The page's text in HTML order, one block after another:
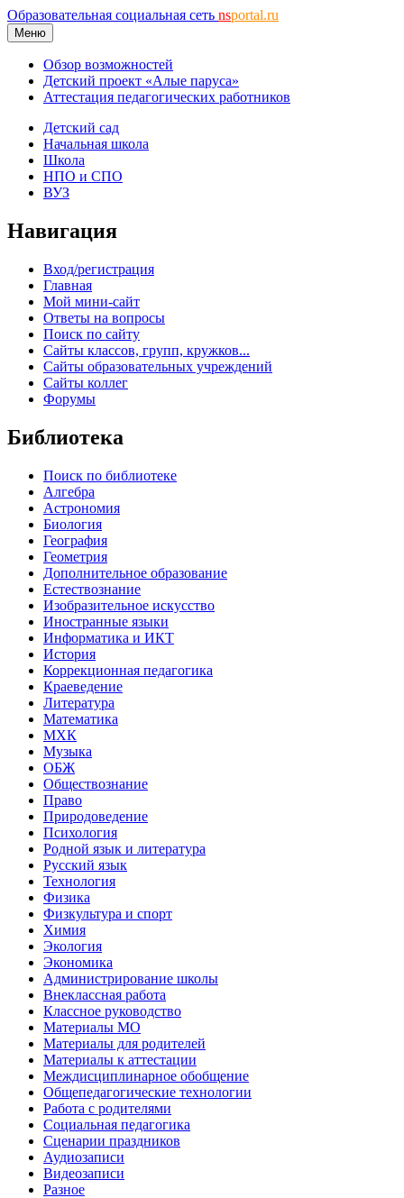
Образовательная социальная сеть nsportal.ru
Меню
Обзор возможностей
Детский проект «Алые паруса»
Аттестация педагогических работников
Детский сад
Начальная школа
Школа
НПО и СПО
ВУЗ
Навигация
Вход/регистрация
Главная
Мой мини-сайт
Ответы на вопросы
Поиск по сайту
Сайты классов, групп, кружков...
Сайты образовательных учреждений
Сайты коллег
Форумы
Библиотека
Поиск по библиотеке
Алгебра
Астрономия
Биология
География
Геометрия
Дополнительное образование
Естествознание
Изобразительное искусство
Иностранные языки
Информатика и ИКТ
История
Коррекционная педагогика
Краеведение
Литература
Математика
МХК
Музыка
ОБЖ
Обществознание
Право
Природоведение
Психология
Родной язык и литература
Русский язык
Технология
Физика
Физкультура и спорт
Химия
Экология
Экономика
Администрирование школы
Внеклассная работа
Классное руководство
Материалы МО
Материалы для родителей
Материалы к аттестации
Междисциплинарное обобщение
Общепедагогические технологии
Работа с родителями
Социальная педагогика
Сценарии праздников
Аудиозаписи
Видеозаписи
Разное